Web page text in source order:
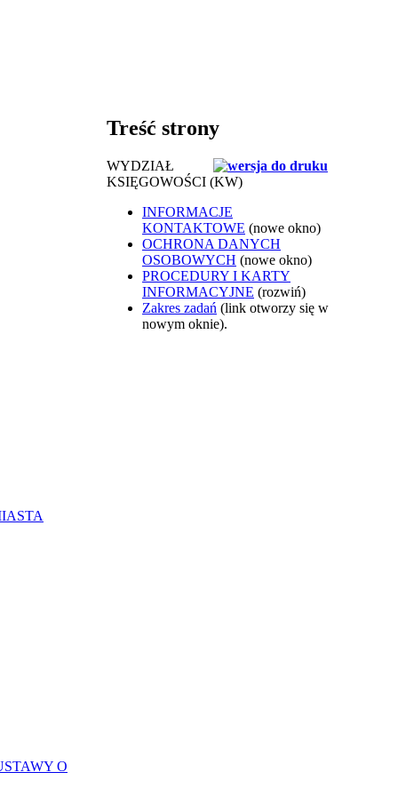
O
Treść strony
WYDZIAŁ
KSIĘGOWOŚCI (KW)
INFORMACJE
KONTAKTOWE (nowe okno)
OCHRONA DANYCH
OSOBOWYCH (nowe okno)
PROCEDURY I KARTY
INFORMACYJNE (rozwiń)
Zakres zadań (link otworzy się w
nowym oknie).